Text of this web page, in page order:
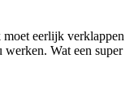
moet eerlijk verklappen
Wat een super